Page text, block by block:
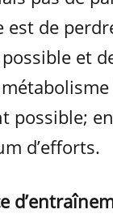
est de
et
possible;
d’efforts.